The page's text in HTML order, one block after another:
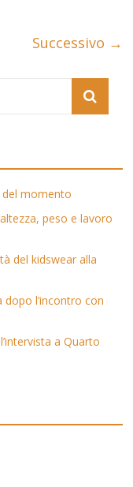
Successivo →
momento
peso e lavoro
del kidswear alla
l’incontro con
a Quarto